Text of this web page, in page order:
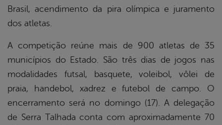
Brasil, acendimento da pira olímpica e juramento
dos atletas.
A competição reúne mais de 900 atletas de 35
municípios do Estado. São três dias de jogos nas
modalidades futsal, basquete, voleibol, vôlei de
praia, handebol, xadrez e futebol de campo. O
encerramento será no domingo (17). A delegação
de Serra Talhada conta com aproximadamente 70